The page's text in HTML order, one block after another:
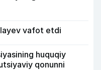
vafot etdi
huquqiy
qonunni